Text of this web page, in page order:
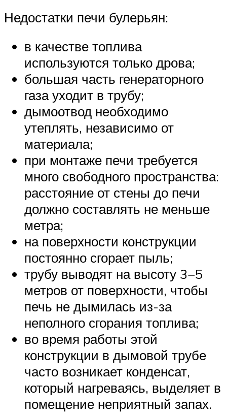
Недостатки печи булерьян:
в качестве топлива
используются только дрова;
большая часть генераторного
газа уходит в трубу;
дымоотвод необходимо
утеплять, независимо от
материала;
при монтаже печи требуется
много свободного пространства:
расстояние от стены до печи
должно составлять не меньше
метра;
на поверхности конструкции
постоянно сгорает пыль;
трубу выводят на высоту 3−5
метров от поверхности, чтобы
печь не дымилась из-за
неполного сгорания топлива;
во время работы этой
конструкции в дымовой трубе
часто возникает конденсат,
который нагреваясь, выделяет в
помещение неприятный запах.